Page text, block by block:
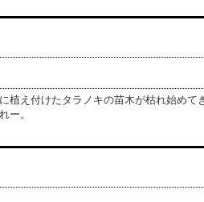
植え付けたタラノキの苗木が枯れ始めて
ー。